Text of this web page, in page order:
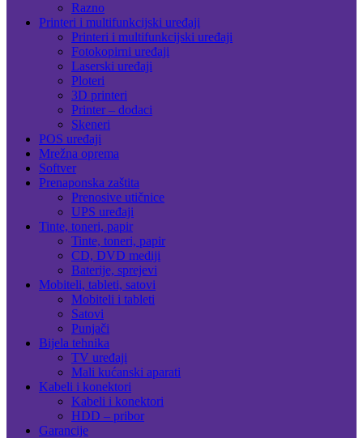
Razno
Printeri i multifunkcijski uređaji
Printeri i multifunkcijski uređaji
Fotokopirni uređaji
Laserski uređaji
Ploteri
3D printeri
Printer – dodaci
Skeneri
POS uređaji
Mrežna oprema
Softver
Prenaponska zaštita
Prenosive utičnice
UPS uređaji
Tinte, toneri, papir
Tinte, toneri, papir
CD, DVD mediji
Baterije, sprejevi
Mobiteli, tableti, satovi
Mobiteli i tableti
Satovi
Punjači
Bijela tehnika
TV uređaji
Mali kućanski aparati
Kabeli i konektori
Kabeli i konektori
HDD – pribor
Garancije